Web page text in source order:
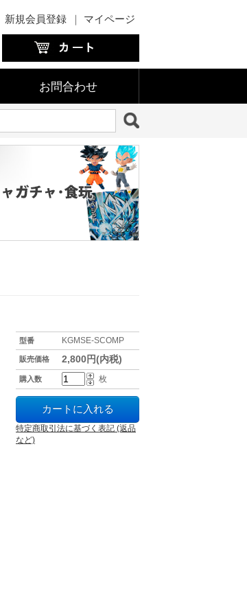
新規会員登録 ｜ マイページ
お問合わせ
型番 KGMSE-SCOMP
販売価格 2,800円(内税)
購入数 枚
特定商取引法に基づく表記 (返品
など)